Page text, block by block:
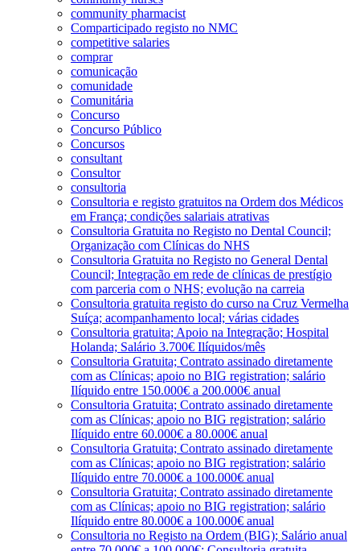
community pharmacist
Comparticipado registo no NMC
competitive salaries
comprar
comunicação
comunidade
Comunitária
Concurso
Concurso Público
Concursos
consultant
Consultor
consultoria
Consultoria e registo gratuitos na Ordem dos Médicos
em França; condições salariais atrativas
Consultoria Gratuita no Registo no Dental Council;
Organização com Clínicas do NHS
Consultoria Gratuita no Registo no General Dental
Council; Integração em rede de clínicas de prestígio
com parceria com o NHS; evolução na carreia
Consultoria gratuita registo do curso na Cruz Vermelha
Suíça; acompanhamento local; várias cidades
Consultoria gratuita; Apoio na Integração; Hospital
Holanda; Salário 3.700€ Ilíquidos/mês
Consultoria Gratuita; Contrato assinado diretamente
com as Clínicas; apoio no BIG registration; salário
Ilíquido entre 150.000€ a 200.000€ anual
Consultoria Gratuita; Contrato assinado diretamente
com as Clínicas; apoio no BIG registration; salário
Ilíquido entre 60.000€ a 80.000€ anual
Consultoria Gratuita; Contrato assinado diretamente
com as Clínicas; apoio no BIG registration; salário
Ilíquido entre 70.000€ a 100.000€ anual
Consultoria Gratuita; Contrato assinado diretamente
com as Clínicas; apoio no BIG registration; salário
Ilíquido entre 80.000€ a 100.000€ anual
Consultoria no Registo na Ordem (BIG); Salário anual